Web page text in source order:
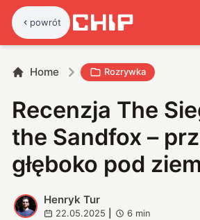
powrót
Home Rozrywka
Recenzja The
the Sandfox –
głęboko pod
H
Henryk Tur
22.05.2025 6 min